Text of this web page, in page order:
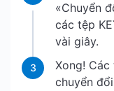
«Chuyển
các tệp
vài giây.
3
Xong!
chuyển